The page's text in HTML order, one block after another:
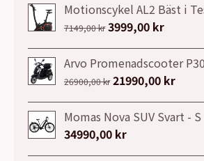
Motionscykel AL2 Bäst i
7149,00kr Det
ursprungliga
priset
var:
3999,00 kr
priset
är:
Arvo Promenadscooter
26900,00kr Det
ursprungliga
priset
var:
21990,00 kr
priset
Momas Nova SUV Svart - S
34990,00 kr